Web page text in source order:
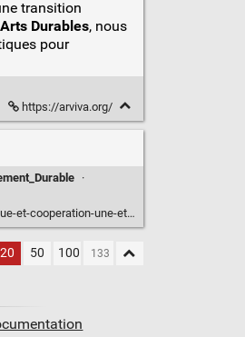
transition
Durables, nous
pour
https://arviva.org/
·
une-etude-darviva
20 50 100